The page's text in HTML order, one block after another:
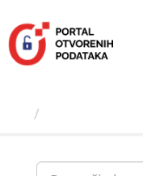
sadržaj